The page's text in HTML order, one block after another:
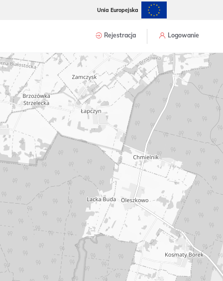
Unia Europejska
Rejestracja Logowanie